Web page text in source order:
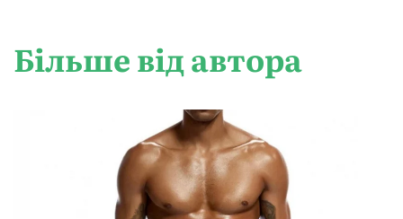
Більше від автора